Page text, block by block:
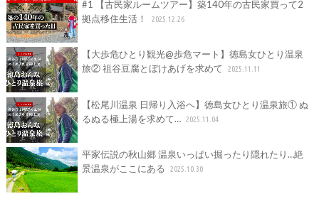
#1 【古民家ルームツアー】築140年の古民家買って2
拠点移住生活！
2025.12.26
【大歩危ひとり観光@歩危マート】徳島女ひとり温泉
旅② 祖谷豆腐とぼけあげを求めて
2025.11.11
【松尾川温泉 日帰り入浴へ】徳島女ひとり温泉旅① ぬ
るぬる極上湯を求めて… 2025.11.04
平家伝説の秋山郷 温泉いっぱい掘ったり隠れたり…絶
景温泉がここにある
2025.10.30